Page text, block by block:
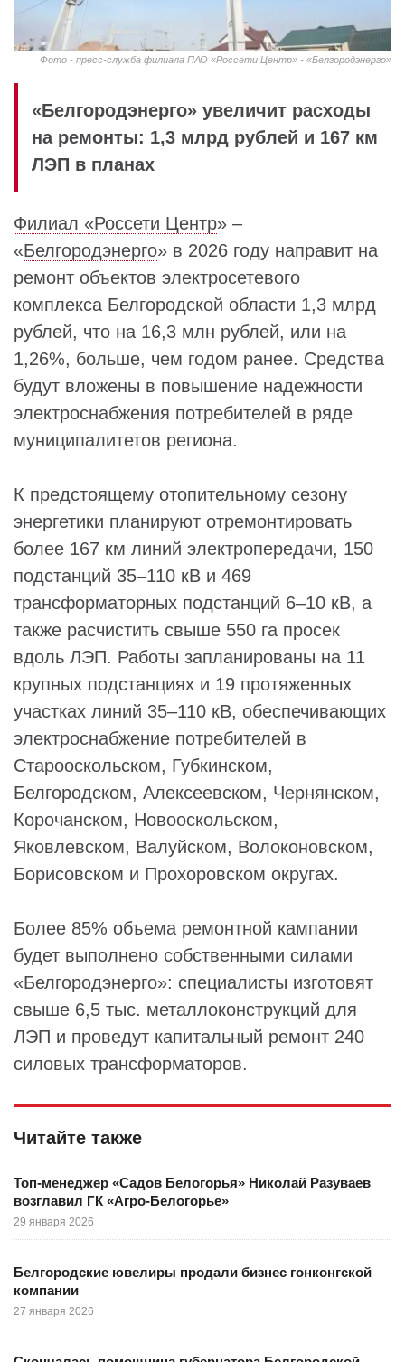
Фото - пресс-служба филиала ПАО «Россети Центр» - «Белгородэнерго»
«Белгородэнерго» увеличит расходы
на ремонты: 1,3 млрд рублей и 167 км
ЛЭП в планах
Филиал «Россети Центр» –
«Белгородэнерго» в 2026 году направит на
ремонт объектов электросетевого
комплекса Белгородской области 1,3 млрд
рублей, что на 16,3 млн рублей, или на
1,26%, больше, чем годом ранее. Средства
будут вложены в повышение надежности
электроснабжения потребителей в ряде
муниципалитетов региона.
К предстоящему отопительному сезону
энергетики планируют отремонтировать
более 167 км линий электропередачи, 150
подстанций 35–110 кВ и 469
трансформаторных подстанций 6–10 кВ, а
также расчистить свыше 550 га просек
вдоль ЛЭП. Работы запланированы на 11
крупных подстанциях и 19 протяженных
участках линий 35–110 кВ, обеспечивающих
электроснабжение потребителей в
Старооскольском, Губкинском,
Белгородском, Алексеевском, Чернянском,
Корочанском, Новооскольском,
Яковлевском, Валуйском, Волоконовском,
Борисовском и Прохоровском округах.
Более 85% объема ремонтной кампании
будет выполнено собственными силами
«Белгородэнерго»: специалисты изготовят
свыше 6,5 тыс. металлоконструкций для
ЛЭП и проведут капитальный ремонт 240
силовых трансформаторов.
Читайте также
Топ-менеджер «Садов Белогорья» Николай Разуваев
возглавил ГК «Агро-Белогорье»
29 января 2026
Белгородские ювелиры продали бизнес гонконгской
компании
27 января 2026